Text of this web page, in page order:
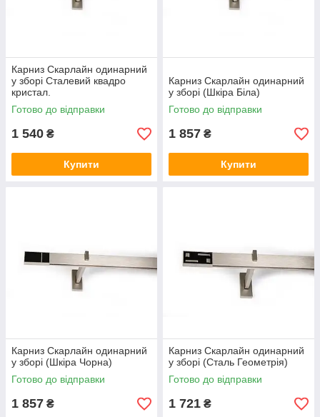
Карниз Скарлайн одинарний
у зборі Сталевий квадро
кристал.
Готово до відправки
1 540 ₴
Купити
Карниз Скарлайн одинарний
у зборі (Шкіра Біла)
Готово до відправки
1 857 ₴
Купити
Карниз Скарлайн одинарний
у зборі (Шкіра Чорна)
Готово до відправки
1 857 ₴
Карниз Скарлайн одинарний
у зборі (Сталь Геометрія)
Готово до відправки
1 721 ₴